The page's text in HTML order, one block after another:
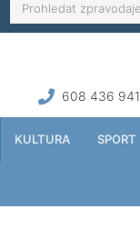
608 436 941
KULTURA SPORT